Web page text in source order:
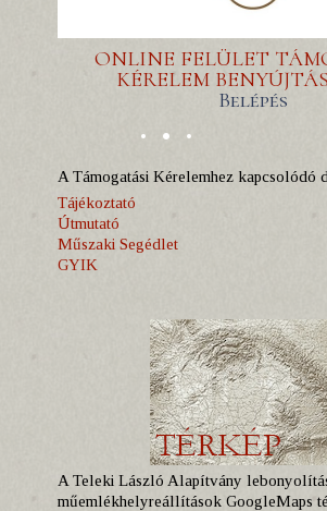
ONLINE FELÜLET
KÉRELEM
Belépés
A Támogatási Kérelemhez kapcsolódó
Tájékoztató
Útmutató
Műszaki Segédlet
GYIK
A Teleki László Alapítvány
műemlékhelyreállítások GoogleMaps